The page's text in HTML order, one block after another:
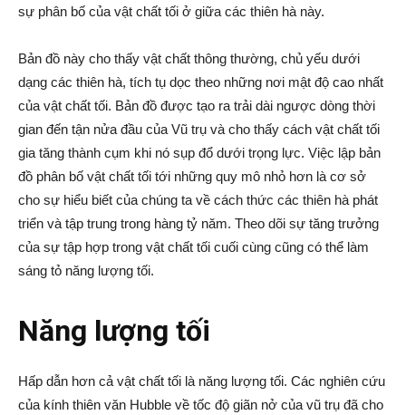
sự phân bố của vật chất tối ở giữa các thiên hà này.
Bản đồ này cho thấy vật chất thông thường, chủ yếu dưới
dạng các thiên hà, tích tụ dọc theo những nơi mật độ cao nhất
của vật chất tối. Bản đồ được tạo ra trải dài ngược dòng thời
gian đến tận nửa đầu của Vũ trụ và cho thấy cách vật chất tối
gia tăng thành cụm khi nó sụp đổ dưới trọng lực. Việc lập bản
đồ phân bố vật chất tối tới những quy mô nhỏ hơn là cơ sở
cho sự hiểu biết của chúng ta về cách thức các thiên hà phát
triển và tập trung trong hàng tỷ năm. Theo dõi sự tăng trưởng
của sự tập hợp trong vật chất tối cuối cùng cũng có thể làm
sáng tỏ năng lượng tối.
Năng lượng tối
Hấp dẫn hơn cả vật chất tối là năng lượng tối. Các nghiên cứu
của kính thiên văn Hubble về tốc độ giãn nở của vũ trụ đã cho